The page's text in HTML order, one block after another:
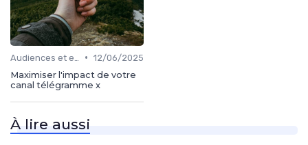
• 12/06/2025
Maximiser l'impact de votre
canal télégramme x
À lire aussi